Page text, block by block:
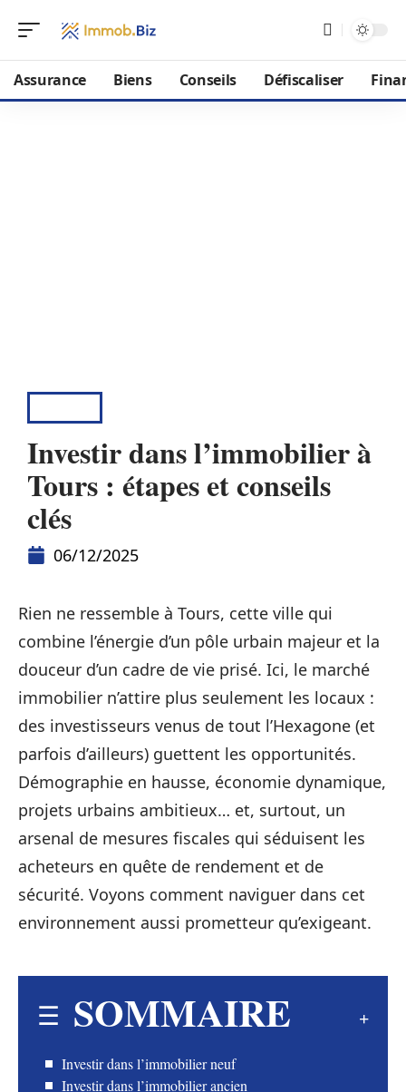
Assurance Biens Conseils Défiscaliser
Investir dans l’immobilier à
Tours : étapes et conseils
clés
06/12/2025
Rien ne ressemble à Tours, cette ville qui
combine l’énergie d’un pôle urbain majeur et la
douceur d’un cadre de vie prisé. Ici, le marché
immobilier n’attire plus seulement les locaux :
des investisseurs venus de tout l’Hexagone (et
parfois d’ailleurs) guettent les opportunités.
Démographie en hausse, économie dynamique,
projets urbains ambitieux… et, surtout, un
arsenal de mesures fiscales qui séduisent les
acheteurs en quête de rendement et de
sécurité. Voyons comment naviguer dans cet
environnement aussi prometteur qu’exigeant.
SOMMAIRE
Investir dans l’immobilier neuf
Investir dans l’immobilier ancien